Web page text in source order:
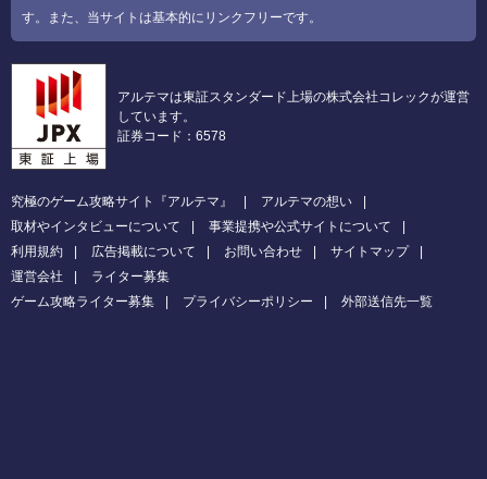
す。また、当サイトは基本的にリンクフリーです。
アルテマは東証スタンダード上場の株式会社コレックが運営
しています。
証券コード：6578
究極のゲーム攻略サイト『アルテマ』
アルテマの想い
取材やインタビューについて
事業提携や公式サイトについて
利用規約
広告掲載について お問い合わせ
サイトマップ
運営会社
ライター募集
ゲーム攻略ライター募集
プライバシーポリシー 外部送信先一覧